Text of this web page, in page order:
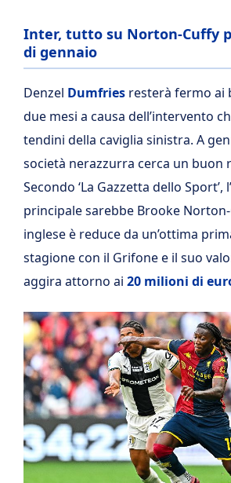
Inter, tutto su Norton-Cuffy
di gennaio
Denzel Dumfries resterà fermo ai
due mesi a causa dell’intervento
tendini della caviglia sinistra. A
società nerazzurra cerca un buon
Secondo ‘La Gazzetta dello Sport’,
principale sarebbe Brooke
inglese è reduce da un’ottima
stagione con il Grifone e il suo
aggira attorno ai 20 milioni di